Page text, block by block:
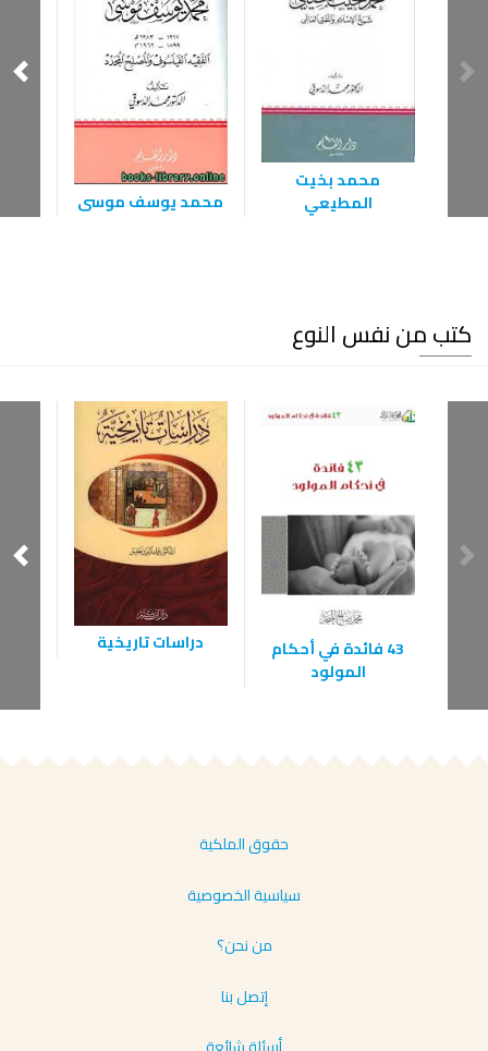
محمد بخيت
المطيعي
محمد يوسف موسى
كتب من نفس النوع
43 فائدة في أحكام
المولود
دراسات تاريخية
حقوق الملكية
سياسية الخصوصية
من نحن؟
إتصل بنا